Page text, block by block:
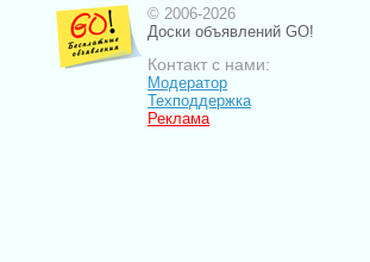
© 2006-2026
Доски объявлений GO!
Контакт с нами:
Модератор
Техподдержка
Реклама